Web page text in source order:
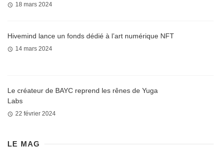
18 mars 2024
Hivemind lance un fonds dédié à l’art numérique NFT
14 mars 2024
Le créateur de BAYC reprend les rênes de Yuga
Labs
22 février 2024
LE MAG